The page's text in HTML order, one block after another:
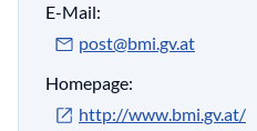
E-Mail:
post@bmi.gv.at
Homepage:
http://www.bmi.gv.at/